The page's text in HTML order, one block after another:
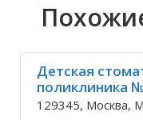
Детская
поликлиника
129345, Москва,